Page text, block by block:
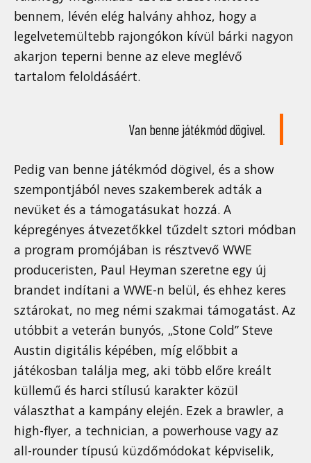
bennem, lévén elég halvány ahhoz, hogy a
legelvetemültebb rajongókon kívül bárki nagyon
akarjon teperni benne az eleve meglévő
tartalom feloldásáért.
Van benne játékmód dögivel.
Pedig van benne játékmód dögivel, és a show
szempontjából neves szakemberek adták a
nevüket és a támogatásukat hozzá. A
képregényes átvezetőkkel tűzdelt sztori módban
a program promójában is résztvevő WWE
produceristen, Paul Heyman szeretne egy új
brandet indítani a WWE-n belül, és ehhez keres
sztárokat, no meg némi szakmai támogatást. Az
utóbbit a veterán bunyós, „Stone Cold” Steve
Austin digitális képében, míg előbbit a
játékosban találja meg, aki több előre kreált
küllemű és harci stílusú karakter közül
választhat a kampány elején. Ezek a brawler, a
high-flyer, a technician, a powerhouse vagy az
all-rounder típusú küzdőmódokat képviselik,